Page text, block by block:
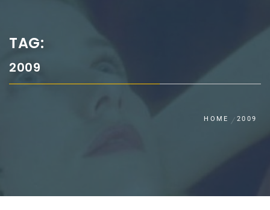
TAG:
2009
HOME 2009